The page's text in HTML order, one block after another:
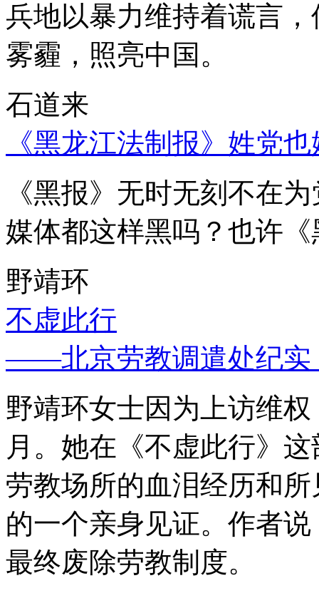
兵地以暴力维持着谎言
雾霾，照亮中国。
石道来
《黑龙江法制报》姓党
《黑报》无时无刻不在
媒体都这样黑吗？也许
野靖环
不虚此行
——北京劳教调遣处纪实
野靖环女士因为上访维
月。她在《不虚此行》
劳教场所的血泪经历和
的一个亲身见证。作者
最终废除劳教制度。